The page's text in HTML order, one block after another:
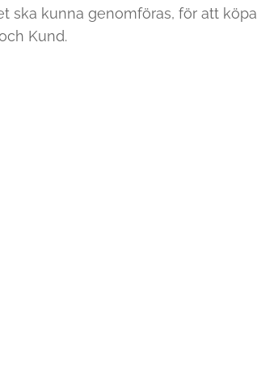
ska kunna genomföras, för att köpa
Kund.